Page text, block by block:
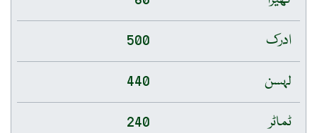
ادرک
500
لہسن
440
ٹماٹر
240